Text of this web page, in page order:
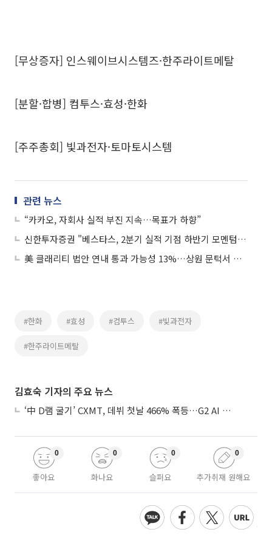
[무상증자] 인스웨이브시스템즈·한주라이트메탈
[분할·합병] 컴투스·효성·한화
[주주총회] 빛과전자·토마토시스템
관련 뉴스
“카카오, 자회사 실적 부진 지속…목표가 하향”
신한투자증권 "베스타스, 2분기 실적 기점 하반기 모멘텀 시작"
美 클래리티 법안 연내 통과 가능성 13%…상원 문턱서 제동
#한화 #효성 #컴투스 #빛과전자
#한주라이트메탈
김효숙 기자의 주요 뉴스
‘中 D램 굴기’ CXMT, 데뷔 첫날 466% 폭등…G2 AI 패권 ‘쩐의 전쟁’
좋아요
0
화나요
0
슬퍼요
0
추가취재 원해요
0